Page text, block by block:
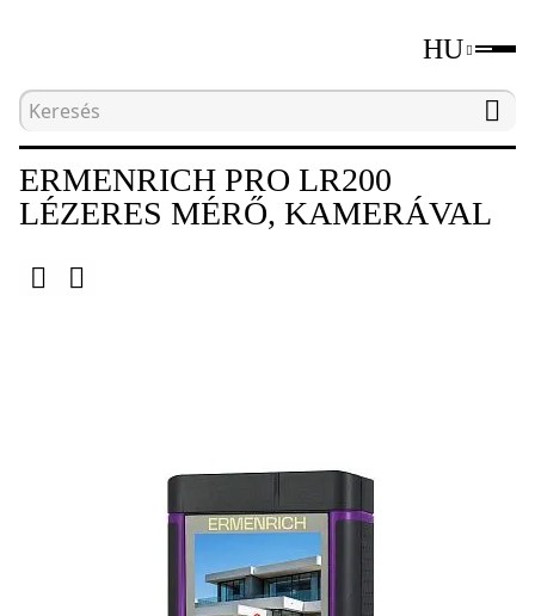
HU
Kezdőlap Lézeres
ERMENRICH PRO LR200
LÉZERES MÉRŐ, KAMERÁVAL